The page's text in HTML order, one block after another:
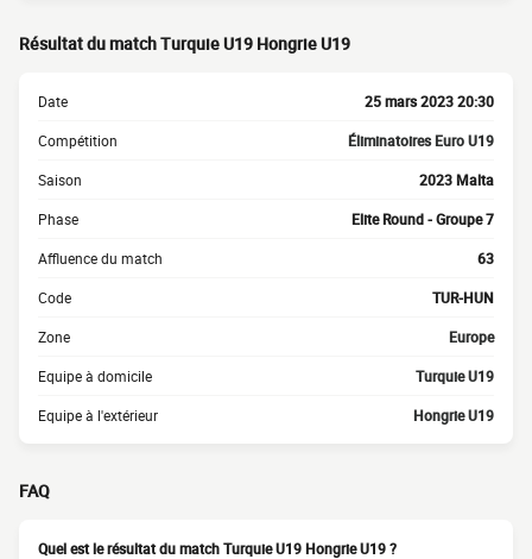
Résultat du match Turquie U19 Hongrie U19
Date 25 mars 2023 20:30
Compétition Éliminatoires Euro U19
Saison 2023 Malta
Phase Elite Round - Groupe 7
Affluence du match 63
Code TUR-HUN
Zone Europe
Equipe à domicile Turquie U19
Equipe à l'extérieur Hongrie U19
FAQ
Quel est le résultat du match Turquie U19 Hongrie U19 ?